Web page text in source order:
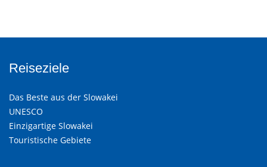
Reiseziele
Das Beste aus der Slowakei
UNESCO
Einzigartige Slowakei
Touristische Gebiete